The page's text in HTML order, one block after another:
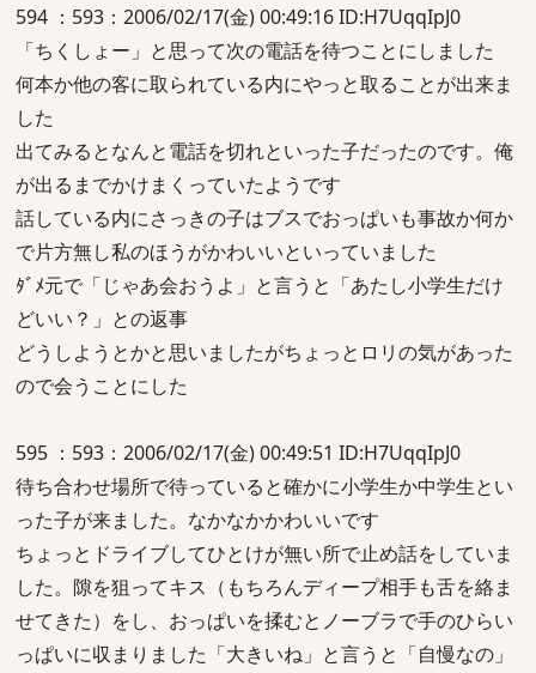
594 ：593：2006/02/17(金) 00:49:16 ID:H7UqqIpJ0
「ちくしょー」と思って次の電話を待つことにしました
何本か他の客に取られている内にやっと取ることが出来ま
した
出てみるとなんと電話を切れといった子だったのです。俺
が出るまでかけまくっていたようです
話している内にさっきの子はブスでおっぱいも事故か何か
で片方無し私のほうがかわいいといっていました
ﾀﾞﾒ元で「じゃあ会おうよ」と言うと「あたし小学生だけ
どいい？」との返事
どうしようとかと思いましたがちょっとロリの気があった
ので会うことにした
595 ：593：2006/02/17(金) 00:49:51 ID:H7UqqIpJ0
待ち合わせ場所で待っていると確かに小学生か中学生とい
った子が来ました。なかなかかわいいです
ちょっとドライブしてひとけが無い所で止め話をしていま
した。隙を狙ってキス（もちろんディープ相手も舌を絡ま
せてきた）をし、おっぱいを揉むとノーブラで手のひらい
っぱいに収まりました「大きいね」と言うと「自慢なの」